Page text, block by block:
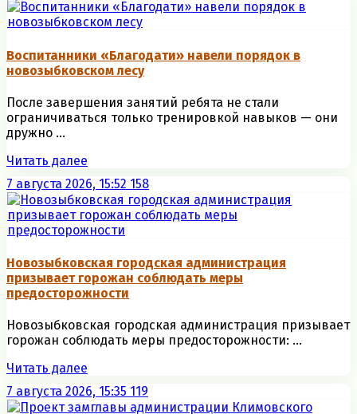
Воспитанники «Благодати» навели порядок в
новозыбковском лесу
После завершения занятий ребята не стали
ограничиваться только тренировкой навыков — они
дружно ...
Читать далее
7 августа 2026, 15:52 158
Новозыбковская городская администрация
призывает горожан соблюдать меры
предосторожности
Новозыбковская городская администрация призывает
горожан соблюдать меры предосторожности: ...
Читать далее
7 августа 2026, 15:35 119